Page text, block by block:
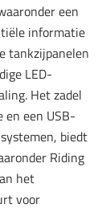
een
informatie
tankzijpanelen
LED-
Het zadel
en een USB-
biedt
Riding
het
voor